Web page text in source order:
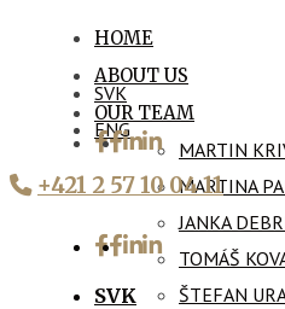
HOME
ABOUT US
OUR TEAM
MARTIN
MARTINA
JANKA
TOMÁŠ
ŠTEFAN
SVK
ENG
+421 2 57 10 04 11
SVK